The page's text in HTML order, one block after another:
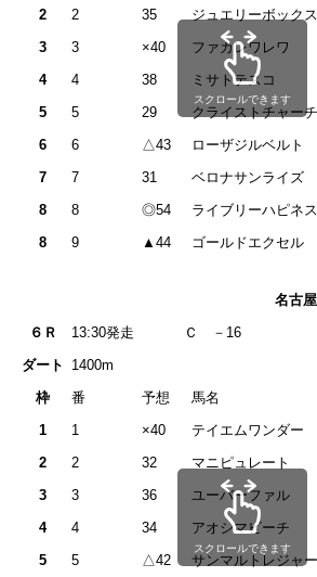
2 2 35 ジュエリーボックス
3
3 ×40 ファカレワレワ
4
4 38 ミサトテスコ
5
5 29 クライストチャーチ
6
6 △43 ローザジルベルト
7
7 31 ベロナサンライズ
8
8 ◎54 ライブリーハピネス
8
9 ▲44 ゴールドエクセル
スクロールできます
名古屋
６Ｒ
13:30発走
Ｃ
ダート
1400m
枠
番 予想 馬名
1
1 ×40 テイエムワンダー
2
2 32 マニピュレート
3
3 36 ユーバーファル
4
4 34 アオシマビーチ
5
5 △42 サンマルトレジャー
スクロールできます